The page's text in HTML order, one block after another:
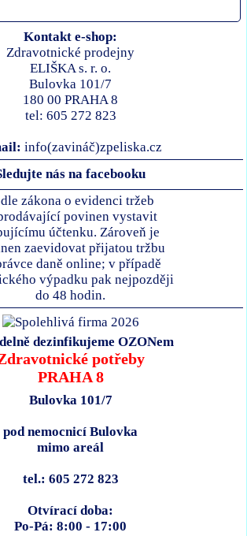
Kontakt e-shop:
Zdravotnické prodejny
ELIŠKA s. r. o.
Bulovka 101/7
180 00 PRAHA 8
tel: 605 272 823
info(zavináč)zpeliska.cz
nás na facebooku
zákona o evidenci tržeb
povinen vystavit
účtenku. Zároveň je
zaevidovat přijatou tržbu
daně online; v případě
výpadku pak nejpozději
do 48 hodin.
dezinfikujeme OZONem
potřeby
PRAHA 8
Bulovka 101/7
pod nemocnicí Bulovka
mimo areál
tel.: 605 272 823
Otvírací doba:
Po-Pá: 8:00 - 17:00